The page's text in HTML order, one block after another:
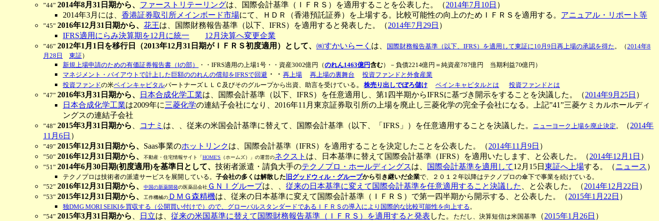
”44” 2014年8月31日期から、 ファーストリテーリングは、国際会計基準（ＩＦＲＳ）を適用することを公表した。（2014年7月10日 ）
2014年3月には、 香港証券取引所メインボード市場にて、ＨＤＲ（香港預託証券）を上場する。比較可能性の向上のためＩＦＲＳを適用する。 アニュアル・リポート等
”45” 2016年12月31日期から、 花王は、国際財務報告基準（以下、IFRS）を適用すると発表した。（2014年7月29日 ）
IFRS適用にらみ決算期を12月に統一
12月決算へ変更企業
”46” 2012年1月1日を移行日（2013年12月31日期がＩＦＲＳ初度適用）として、 ㈱すかいらーく は、 国際財務報告基準（以下、IFRS）を適用して東証に10月9日再上場の承認を得た。（2014年8
月28日
東証）
新規上場申請のための有価証券報告書（Ⅰの部）
・・IFRS適用の上場1号・・ 資産3002億円（のれん1463億円含む）－負債2214億円＝純資産787億円 当期利益70億円）
マネジメント・バイアウトで計上した巨額ののれんの償却をIFRSで回避 ・・ 再上場 再上場の裏舞台
投資ファンドと外食産業
投資ファンドの米ベインキャピタルパートナーズＬＬＣ及びそのグループから出資、助言を受けている 。 株売り出しでぼろ儲け ベインキャピタルとは
投資ファンドとは
”47” 2016年3月31日期から、 日本合成化学工業は、国際会計基準（以下、IFRS）を任意適用し、第1四半期からIFRSに基づき開示をすることを決議した。（2014年9月25日 ）
日本合成化学工業は2009年に三菱化学の連結子会社になり、2016年11月東京証券取引所の上場を廃止し三菱化学の完全子会社になる。上記”41”三菱ケミカルホールディ
ングスの連結子会社
”48” 2015年3月31日期から コナミ は、、従来の米国会計基準に替えて、国際会計基準（以下、「IFRS」）を任意適用することを決議した。 ニューヨーク上場を廃止決定。 （2014年
11月6日 ）
”49” 2015年12月31日期から、 Saas事業のホットリンクは、国際会計基準（IFRS）を適用することを決定したことを公表した。（2014年11月9日 ）
”50” 2016年12月31日期から、 不動産・住宅情報サイト「HOME'S （ホームズ）」の運営のネクスト は、日本基準に替えて国際会計基準（IFRS）を適用いたします、と公表した。（2014年12月1日 ）
”51” 2014年6月30日期(初度適用)を基準日として、 技術者派遣・請負大手のテクノプロ・ホールディングスは、 国際会計基準を適用して12月15日 東証へ上場する。（ニュース ）
テクノプロは技術者の派遣サービスを展開している。 子会社の多くは解散した 旧グッドウィル・グループから引き継いだ企業で、２０１２年以降はテクノプロの傘下で事業を続けている。
”52” 2016年12月31日期から、 中国の新薬開発の医薬品会社 ＧＮＩグループは、、 従来の日本基準に変えて国際会計基準を任意適用すること決議した 、と公表した。（2014年12月22日 ）
”53” 2015年12月31日期から、 工作機械の ＤＭＧ森精機は、従来の日本基準に変えて国際会計基準（ＩＦＲＳ）で第一四半期から開示する、と公表した。（2015年1月22日 ）
独DMG MORI SEIKIを買収する（公開買い付けで）ので、グローバルスタンダードであるＩＦＲＳの導入により国際的な比較可能性を向上する。
”54” 2015年3月31日期から 日立は、 従来の米国基準に替えて国際財務報告基準（ＩＦＲＳ）を適用すると発表 した。 ただし、決算短信は米国基準 （2015年1月26日 ）